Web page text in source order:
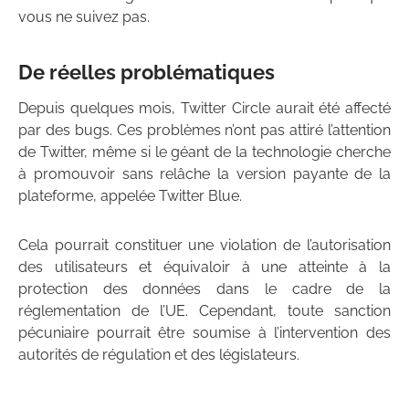
vous ne suivez pas.
De réelles problématiques
Depuis quelques mois, Twitter Circle aurait été affecté
par des bugs. Ces problèmes n’ont pas attiré l’attention
de Twitter, même si le géant de la technologie cherche
à promouvoir sans relâche la version payante de la
plateforme, appelée Twitter Blue.
Cela pourrait constituer une violation de l’autorisation
des utilisateurs et équivaloir à une atteinte à la
protection des données dans le cadre de la
réglementation de l’UE. Cependant, toute sanction
pécuniaire pourrait être soumise à l’intervention des
autorités de régulation et des législateurs.